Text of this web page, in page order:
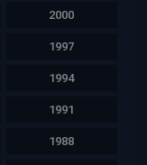
2000
1997
1994
1991
1988